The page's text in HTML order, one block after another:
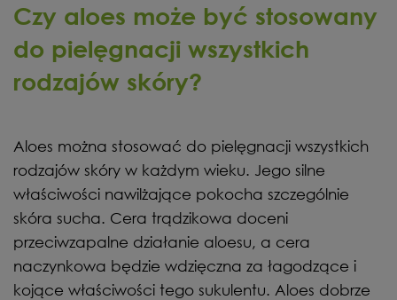
Czy aloes może być stosowany
do pielęgnacji wszystkich
rodzajów skóry?
Aloes można stosować do pielęgnacji wszystkich
rodzajów skóry w każdym wieku. Jego silne
właściwości nawilżające pokocha szczególnie
skóra sucha. Cera trądzikowa doceni
przeciwzapalne działanie aloesu, a cera
naczynkowa będzie wdzięczna za łagodzące i
kojące właściwości tego sukulentu. Aloes dobrze